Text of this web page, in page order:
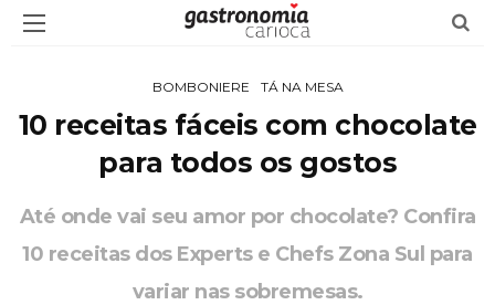
BOMBONIERE TÁ NA MESA
10 receitas fáceis com chocolate
para todos os gostos
Até onde vai seu amor por chocolate? Confira
10 receitas dos Experts e Chefs Zona Sul para
variar nas sobremesas.